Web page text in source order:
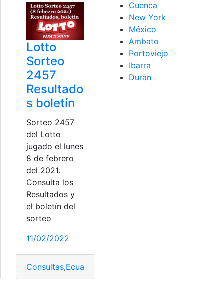
,Noticias,Sorteo
Lotto
Sorteo
2457
Resultado
s boletín
Sorteo 2457
del Lotto
jugado el lunes
8 de febrero
del 2021.
Consulta los
Resultados y
el boletín del
sorteo
11/02/2022
Consultas,Ecuador
Cuenca
New York
México
Ambato
Portoviejo
Ibarra
Durán